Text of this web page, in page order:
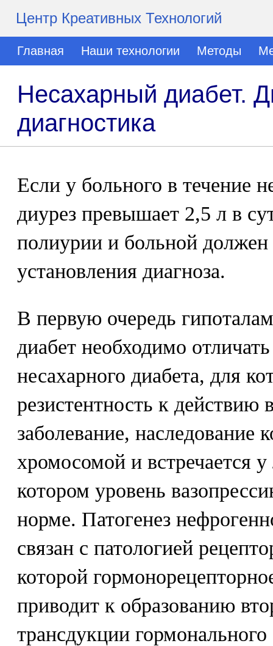
Центр Креативных Технологий
Главная Наши технологии Методы
Несахарный диабет.
диагностика
Если у больного в течение
диурез превышает 2,5 л в
полиурии и больной должен
установления диагноза.
В первую очередь
диабет необходимо
несахарного диабета, для
резистентность к действию
заболевание, наследование
хромосомой и встречается
котором уровень
норме. Патогенез
связан с патологией
которой
приводит к образованию
трансдукции